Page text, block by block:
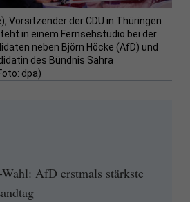
Vorsitzender der CDU in Thüringen
in einem Fernsehstudio bei der
neben Björn Höcke (AfD) und
des Bündnis Sahra
dpa)
AfD erstmals stärkste